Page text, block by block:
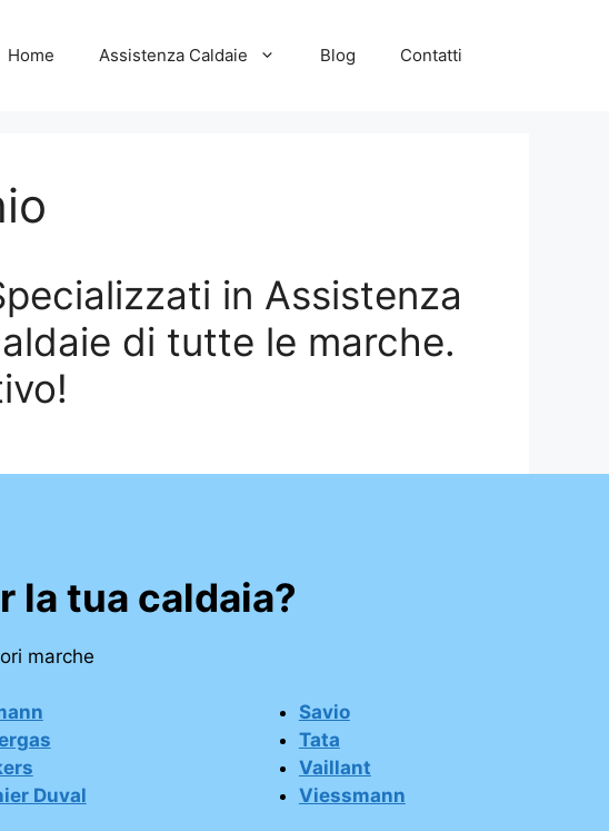
Home Assistenza Caldaie Blog Contatti
in Assistenza
di tutte le marche.
la tua caldaia?
marche
Duval
Savio
Tata
Vaillant
Viessmann